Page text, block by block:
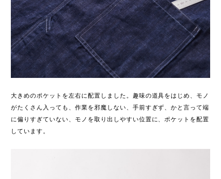
大きめのポケットを左右に配置しました。趣味の道具をはじめ、モノ
がたくさん入っても、作業を邪魔しない、手前すぎず、かと言って端
に偏りすぎていない、モノを取り出しやすい位置に、ポケットを配置
しています。